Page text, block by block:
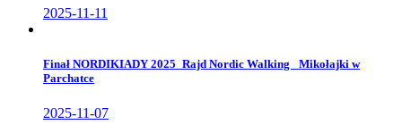
2025-11-11
Finał NORDIKIADY 2025_Rajd Nordic Walking _Mikołajki w
Parchatce
2025-11-07